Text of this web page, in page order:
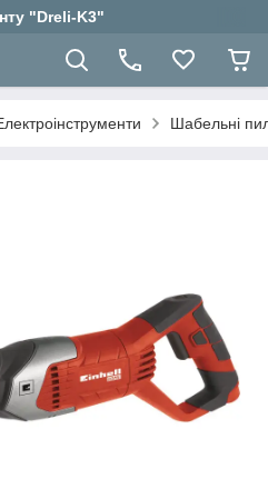
"Dreli-K3"
Шабельні